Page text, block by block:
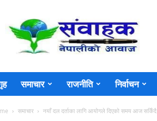
Sambahak
समाचार राजनीति निर्वाचन
समाचार नयाँ दल दर्ताका लागि आयोगले दिएको समय आज सकिँदै